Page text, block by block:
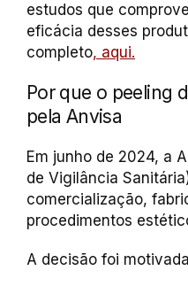
estudos que
eficácia desses
completo, aqui.
Por que o peeling
pela Anvisa
Em junho de 2024, a
de Vigilância
comercialização,
procedimentos
A decisão foi